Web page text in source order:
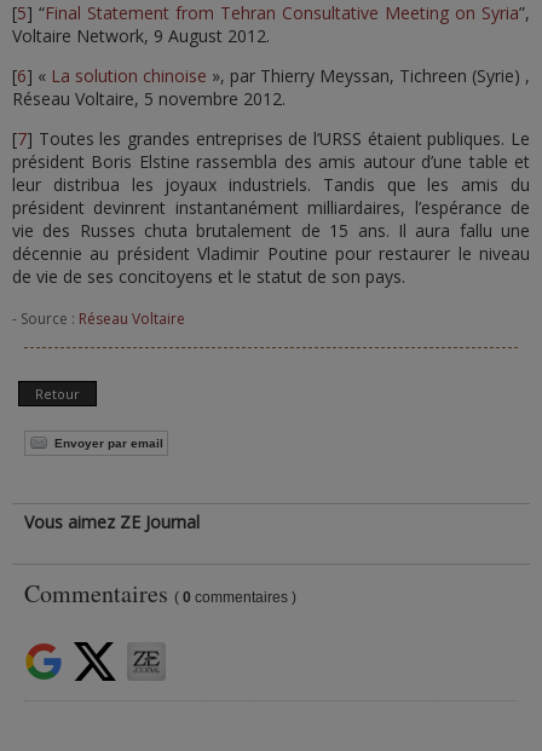
[5] “Final Statement from Tehran Consultative Meeting on Syria”,
Voltaire Network, 9 August 2012.
[6] « La solution chinoise », par Thierry Meyssan, Tichreen (Syrie) ,
Réseau Voltaire, 5 novembre 2012.
[7] Toutes les grandes entreprises de l’URSS étaient publiques. Le
président Boris Elstine rassembla des amis autour d’une table et
leur distribua les joyaux industriels. Tandis que les amis du
président devinrent instantanément milliardaires, l’espérance de
vie des Russes chuta brutalement de 15 ans. Il aura fallu une
décennie au président Vladimir Poutine pour restaurer le niveau
de vie de ses concitoyens et le statut de son pays.
- Source : Réseau Voltaire
Retour
Envoyer par email
Vous aimez ZE Journal
Commentaires ( 0 commentaires )